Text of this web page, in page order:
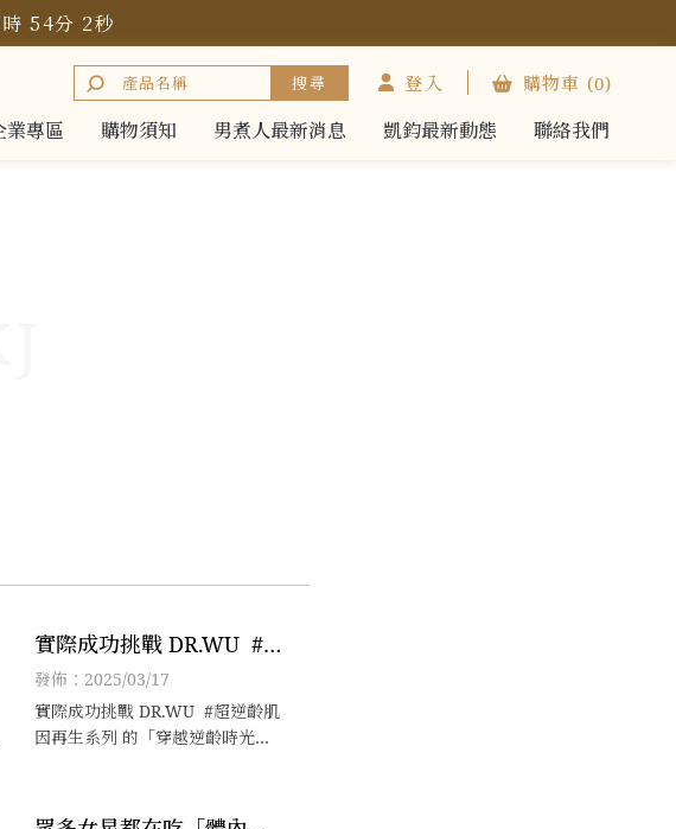
時54分 1秒
登入 購物車 (0)
業專區
購物須知
男煮人最新消息
凱鈞最新動態
聯絡我們
實際成功挑戰 DR.WU #
超逆齡肌因再生系列 的
「穿越逆齡時光，重拾青
春歲月」任務之後
發佈：2025/03/17
實際成功挑戰 DR.WU #超逆齡肌
因再生系列 的「穿越逆齡時光，
期耐心奮鬥，方法其實很簡單，